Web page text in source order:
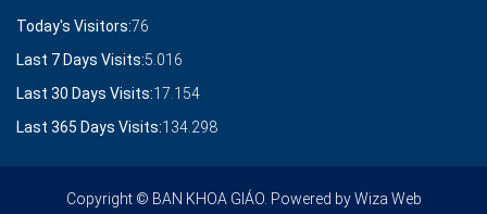
Today's Visitors:76
Last 7 Days Visits:5.016
Last 30 Days Visits:17.154
Last 365 Days Visits:134.298
Copyright © BAN KHOA GIÁO. Powered byWiza Web